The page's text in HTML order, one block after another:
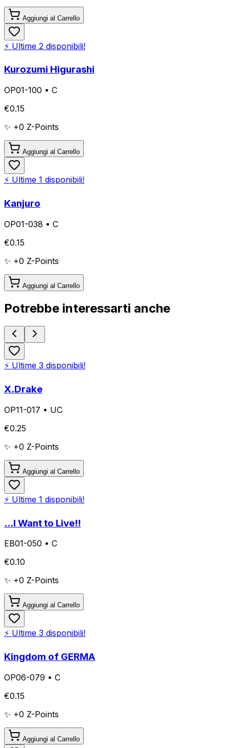
Aggiungi al Carrello
⚡ Ultime 2 disponibili!
Kurozumi Higurashi
OP01-100 • C
€0.15
✨ +0 Z-Points
Aggiungi al Carrello
⚡ Ultime 1 disponibili!
Kanjuro
OP01-038 • C
€0.15
✨ +0 Z-Points
Aggiungi al Carrello
Potrebbe interessarti anche
⚡ Ultime 3 disponibili!
X.Drake
OP11-017 • UC
€0.25
✨ +0 Z-Points
Aggiungi al Carrello
⚡ Ultime 1 disponibili!
...I Want to Live!!
EB01-050 • C
€0.10
✨ +0 Z-Points
Aggiungi al Carrello
⚡ Ultime 3 disponibili!
Kingdom of GERMA
OP06-079 • C
€0.15
✨ +0 Z-Points
Aggiungi al Carrello